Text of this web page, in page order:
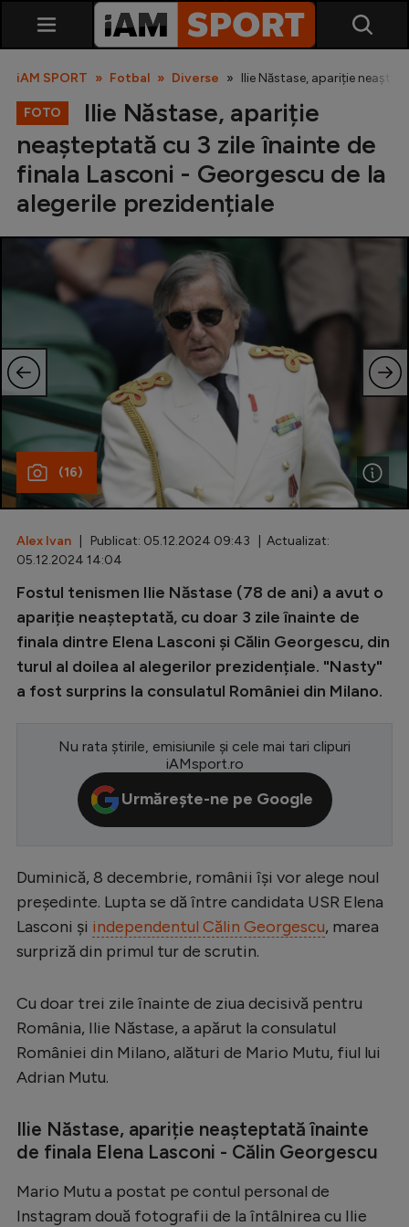
SuperLiga
Liga 2
Cupa României
Echipa Națională
Fotbal feminin
Special
Diverse
Inedit
Clasamente
Champions League
Europa League
CM 2026
Premier League
LaLiga
Bundesliga
Ligue 1
Campionate
EURO 2024
Stranieri
Handbal
iAM SPORT Fotbal Diverse Ilie Năstase, apariție
FOTO
Ilie Năstase, apariție
neașteptată cu 3 zile înainte de
finala Lasconi - Georgescu de la
alegerile prezidențiale
(16)
Alex Ivan | Publicat: 05.12.2024 09:43 | Actualizat:
05.12.2024 14:04
Fostul tenismen Ilie Năstase (78 de ani) a avut o
apariție neașteptată, cu doar 3 zile înainte de
finala dintre Elena Lasconi și Călin Georgescu, din
turul al doilea al alegerilor prezidențiale. "Nasty"
a fost surprins la consulatul României din Milano.
Nu rata știrile, emisiunile și cele mai tari clipuri
iAMsport.ro
Urmărește-ne pe Google
Duminică, 8 decembrie, românii își vor alege noul
președinte. Lupta se dă între candidata USR Elena
Lasconi și independentul Călin Georgescu, marea
surpriză din primul tur de scrutin.
Cu doar trei zile înainte de ziua decisivă pentru
România, Ilie Năstase, a apărut la consulatul
României din Milano, alături de Mario Mutu, fiul lui
Adrian Mutu.
Ilie Năstase, apariție neașteptată înainte
de finala Elena Lasconi - Călin Georgescu
Mario Mutu a postat pe contul personal de
Instagram două fotografii de la întâlnirea cu Ilie